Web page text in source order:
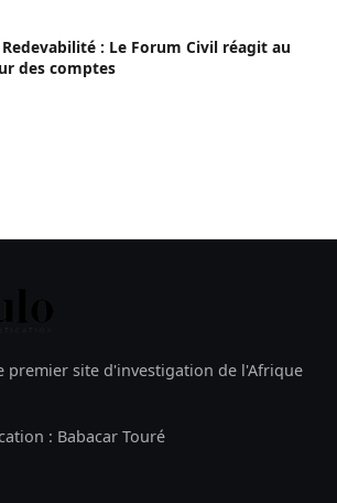
: Le Forum Civil réagit au
des comptes
premier site d'investigation de l'Afrique
: Babacar Touré